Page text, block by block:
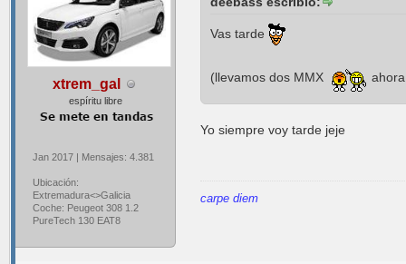
xtrem_gal
espíritu libre
Jan 2017 | Mensajes: 4.381
Ubicación:
Extremadura<>Galicia
Coche: Peugeot 308 1.2
PureTech 130 EAT8
Vas tarde
(llevamos dos MMX
Yo siempre voy tarde jeje
carpe diem